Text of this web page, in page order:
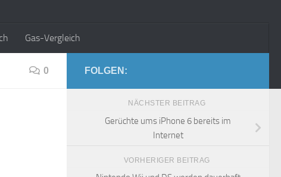
Gas-Vergleich
0 FOLGEN:
NÄCHSTER BEITRAG
Gerüchte ums iPhone 6 bereits im
Internet
VORHERIGER BEITRAG